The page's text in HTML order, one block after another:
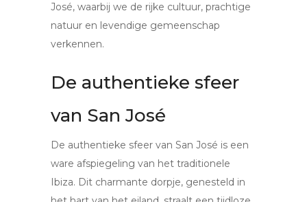
José, waarbij we de rijke cultuur, prachtige
natuur en levendige gemeenschap
verkennen.
De authentieke sfeer
van San José
De authentieke sfeer van San José is een
ware afspiegeling van het traditionele
Ibiza. Dit charmante dorpje, genesteld in